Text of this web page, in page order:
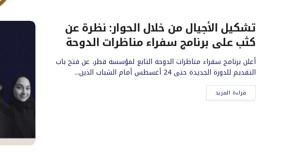
تشكيل الأجيال من خلال الحوار: نظرة عن
كثب على برنامج سفراء مناظرات الدوحة
أعلن برنامج سفراء مناظرات الدوحة التابع لمؤسسة قطر، عن فتح باب
التقديم للدورة الجديدة حتى 24 أغسطس أمام الشباب الذين...
قراءة المزيد